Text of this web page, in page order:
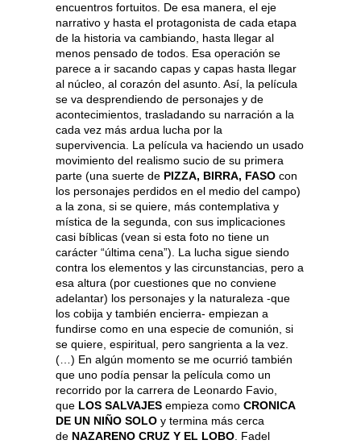
encuentros fortuitos. De esa manera, el eje
narrativo y hasta el protagonista de cada etapa
de la historia va cambiando, hasta llegar al
menos pensado de todos. Esa operación se
parece a ir sacando capas y capas hasta llegar
al núcleo, al corazón del asunto. Así, la película
se va desprendiendo de personajes y de
acontecimientos, trasladando su narración a la
cada vez más ardua lucha por la
supervivencia. La película va haciendo un usado
movimiento del realismo sucio de su primera
parte (una suerte de PIZZA, BIRRA, FASO con
los personajes perdidos en el medio del campo)
a la zona, si se quiere, más contemplativa y
mística de la segunda, con sus implicaciones
casi bíblicas (vean si esta foto no tiene un
carácter “última cena”). La lucha sigue siendo
contra los elementos y las circunstancias, pero a
esa altura (por cuestiones que no conviene
adelantar) los personajes y la naturaleza -que
los cobija y también encierra- empiezan a
fundirse como en una especie de comunión, si
se quiere, espiritual, pero sangrienta a la vez.
(…) En algún momento se me ocurrió también
que uno podía pensar la película como un
recorrido por la carrera de Leonardo Favio,
que LOS SALVAJES empieza como CRONICA
DE UN NIÑO SOLO y termina más cerca
de NAZARENO CRUZ Y EL LOBO. Fadel